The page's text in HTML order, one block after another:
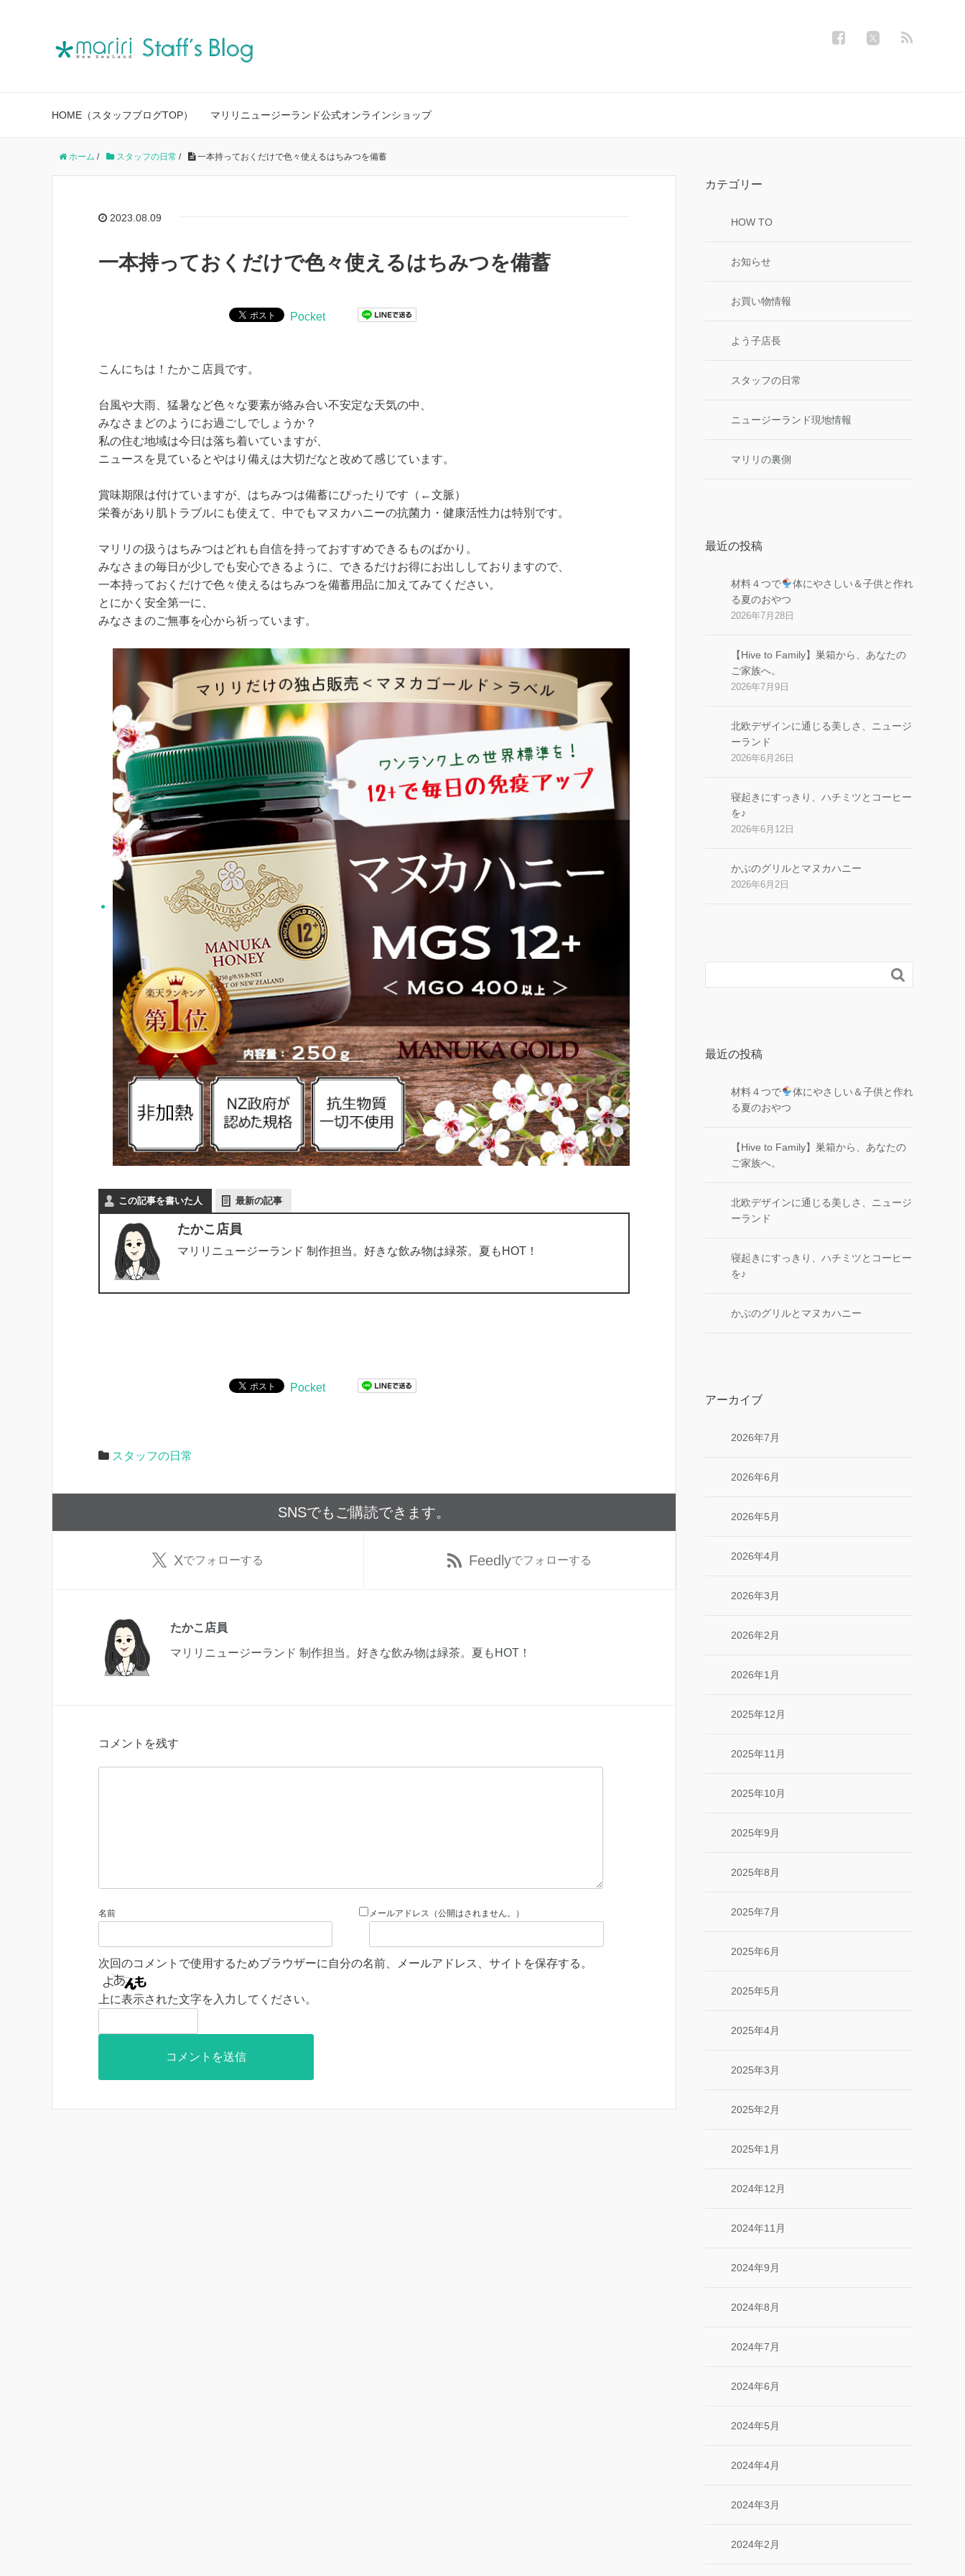
HOME（スタッフブログTOP） マリリニュージーランド公式オンラインショップ
ホーム / スタッフの日常 / 一本持っておくだけで色々使えるはちみつを備蓄
2023.08.09
一本持っておくだけで色々使えるはちみつを備蓄
Pocket
こんにちは！たかこ店員です。
台風や大雨、猛暑など色々な要素が絡み合い不安定な天気の中、
みなさまどのようにお過ごしでしょうか？
私の住む地域は今日は落ち着いていますが、
ニュースを見ているとやはり備えは大切だなと改めて感じています。
賞味期限は付けていますが、はちみつは備蓄にぴったりです（←文脈）
栄養があり肌トラブルにも使えて、中でもマヌカハニーの抗菌力・健康活性力は特別です。
マリリの扱うはちみつはどれも自信を持っておすすめできるものばかり。
みなさまの毎日が少しでも安心できるように、できるだけお得にお出ししておりますので、
一本持っておくだけで色々使えるはちみつを備蓄用品に加えてみてください。
とにかく安全第一に、
みなさまのご無事を心から祈っています。
この記事を書いた人 最新の記事
たかこ店員
マリリニュージーランド 制作担当。好きな飲み物は緑茶。夏もHOT！
Pocket
スタッフの日常
SNSでもご購読できます。
Xでフォローする Feedlyでフォローする
たかこ店員
マリリニュージーランド 制作担当。好きな飲み物は緑茶。夏もHOT！
コメントを残す
名前 メールアドレス（公開はされません。）
次回のコメントで使用するためブラウザーに自分の名前、メールアドレス、サイトを保存する。
上に表示された文字を入力してください。
カテゴリー
HOW TO
お知らせ
お買い物情報
よう子店長
スタッフの日常
ニュージーランド現地情報
マリリの裏側
最近の投稿
材料４つで
体にやさしい＆子供と作れ
る夏のおやつ
2026年7月28日
【Hive to Family】巣箱から、あなたの
ご家族へ。
2026年7月9日
北欧デザインに通じる美しさ、ニュージ
ーランド
2026年6月26日
寝起きにすっきり、ハチミツとコーヒー
を♪
2026年6月12日
かぶのグリルとマヌカハニー
2026年6月2日

最近の投稿
材料４つで
体にやさしい＆子供と作れ
る夏のおやつ
【Hive to Family】巣箱から、あなたの
ご家族へ。
北欧デザインに通じる美しさ、ニュージ
ーランド
寝起きにすっきり、ハチミツとコーヒー
を♪
かぶのグリルとマヌカハニー
アーカイブ
2026年7月
2026年6月
2026年5月
2026年4月
2026年3月
2026年2月
2026年1月
2025年12月
2025年11月
2025年10月
2025年9月
2025年8月
2025年7月
2025年6月
2025年5月
2025年4月
2025年3月
2025年2月
2025年1月
2024年12月
2024年11月
2024年9月
2024年8月
2024年7月
2024年6月
2024年5月
2024年4月
2024年3月
2024年2月